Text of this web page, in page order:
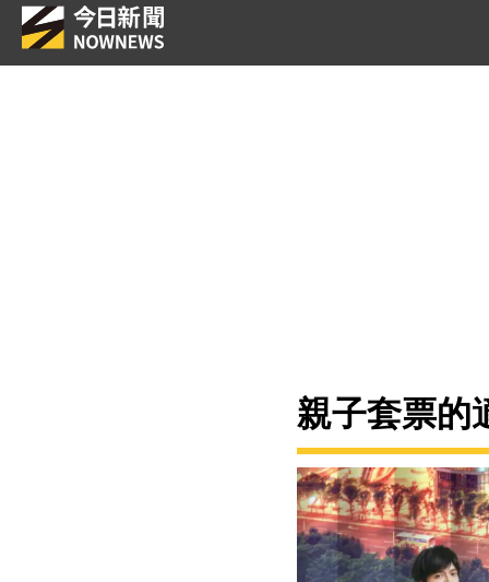
親子套票的